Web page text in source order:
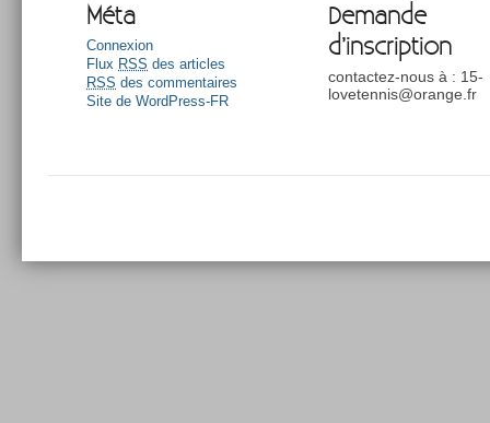
Méta
Connexion
Flux RSS des articles
RSS des commentaires
Site de WordPress-FR
Demande
d’inscription
contactez-nous à : 15-
lovetennis@orange.fr